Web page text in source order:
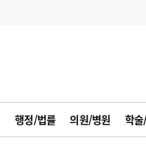
행정/법률 의원/병원 학
금주의 검색어
1
의사인력 수급
초대석 피플